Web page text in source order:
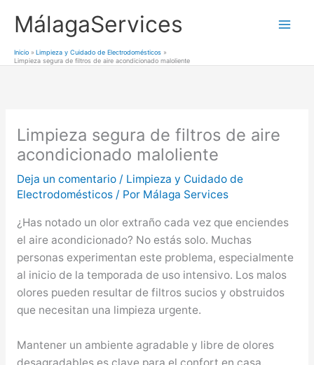
MálagaServices
Inicio
Limpieza y Cuidado de Electrodomésticos
Limpieza segura de filtros de aire acondicionado maloliente
Limpieza segura de filtros de aire
acondicionado maloliente
Deja un comentario / Limpieza y Cuidado de
Electrodomésticos/ Por Málaga Services
¿Has notado un olor extraño cada vez que enciendes
el aire acondicionado? No estás solo. Muchas
personas experimentan este problema, especialmente
al inicio de la temporada de uso intensivo. Los malos
olores pueden resultar de filtros sucios y obstruidos
que necesitan una limpieza urgente.
Mantener un ambiente agradable y libre de olores
desagradables es clave para el confort en casa.